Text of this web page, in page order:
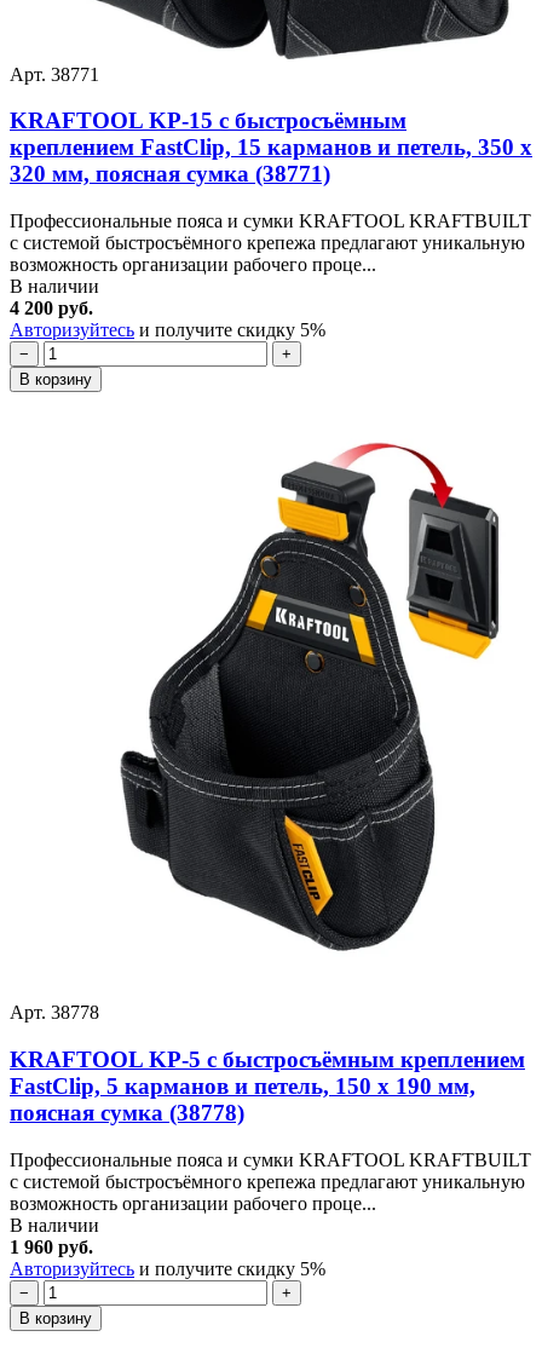
Арт. 38771
KRAFTOOL KP-15 с быстросъёмным
креплением FastClip, 15 карманов и петель, 350 х
320 мм, поясная сумка (38771)
Профессиональные пояса и сумки KRAFTOOL KRAFTBUILT
с системой быстросъёмного крепежа предлагают уникальную
возможность организации рабочего проце...
В наличии
4 200 руб.
Авторизуйтесь и получите скидку 5%
−
+
В корзину
Арт. 38778
KRAFTOOL KP-5 с быстросъёмным креплением
FastClip, 5 карманов и петель, 150 х 190 мм,
поясная сумка (38778)
Профессиональные пояса и сумки KRAFTOOL KRAFTBUILT
с системой быстросъёмного крепежа предлагают уникальную
возможность организации рабочего проце...
В наличии
1 960 руб.
Авторизуйтесь и получите скидку 5%
−
+
В корзину